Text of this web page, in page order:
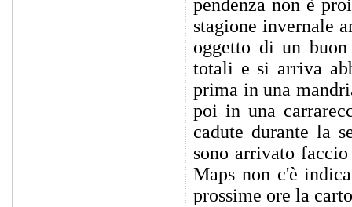
pendenza non è
stagione invernale
oggetto di un
totali e si arriva
prima in una
poi in una
cadute durante la
sono arrivato
Maps non c'è
prossime ore la